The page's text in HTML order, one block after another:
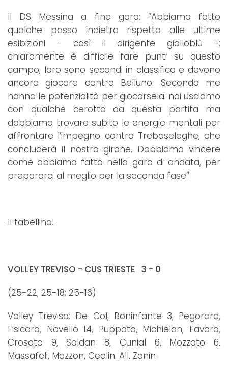
Il DS Messina a fine gara: “Abbiamo fatto
qualche passo indietro rispetto alle ultime
esibizioni - così il dirigente gialloblù -;
chiaramente è difficile fare punti su questo
campo, loro sono secondi in classifica e devono
ancora giocare contro Belluno. Secondo me
hanno le potenzialità per giocarsela: noi usciamo
con qualche cerotto da questa partita ma
dobbiamo trovare subito le energie mentali per
affrontare l’impegno contro Trebaseleghe, che
concluderà il nostro girone. Dobbiamo vincere
come abbiamo fatto nella gara di andata, per
prepararci al meglio per la seconda fase”.
Il tabellino.
VOLLEY TREVISO - CUS TRIESTE 3 - 0
(25-22; 25-18; 25-16)
Volley Treviso: De Col, Boninfante 3, Pegoraro,
Fisicaro, Novello 14, Puppato, Michielan, Favaro,
Crosato 9, Soldan 8, Cunial 6, Mozzato 6,
Massafeli, Mazzon, Ceolin. All. Zanin